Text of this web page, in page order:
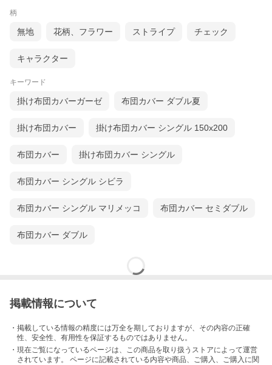
柄
無地 花柄、フラワー ストライプ チェック
キャラクター
キーワード
掛け布団カバーガーゼ 布団カバー ダブル夏
掛け布団カバー 掛け布団カバー シングル 150x200
布団カバー 掛け布団カバー シングル
布団カバー シングル シビラ
布団カバー シングル マリメッコ 布団カバー セミダブル
布団カバー ダブル
掲載情報について
・掲載している情報の精度には万全を期しておりますが、その内容の正確
性、安全性、有用性を保証するものではありません。
・現在ご覧になっているページは、この商品を取り扱うストアによって運営
されています。 ページに記載されている内容や商品、ご購入 、ご購入に関